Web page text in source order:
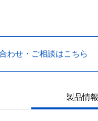
わせ・ご相談はこちら
製品情報